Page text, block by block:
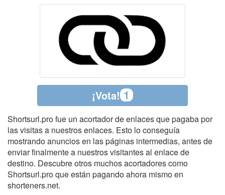
¡Vota! 1
Shortsurl.pro fue un acortador de enlaces que pagaba por
las visitas a nuestros enlaces. Esto lo conseguía
mostrando anuncios en las páginas intermedias, antes de
enviar finalmente a nuestros visitantes al enlace de
destino. Descubre otros muchos acortadores como
Shortsurl.pro que están pagando ahora mismo en
shorteners.net.